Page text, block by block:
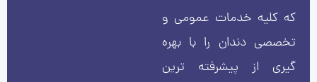
که کلیه خدمات عمومی و
تخصصی دندان را با بهره
گیری از پیشرفته ترین